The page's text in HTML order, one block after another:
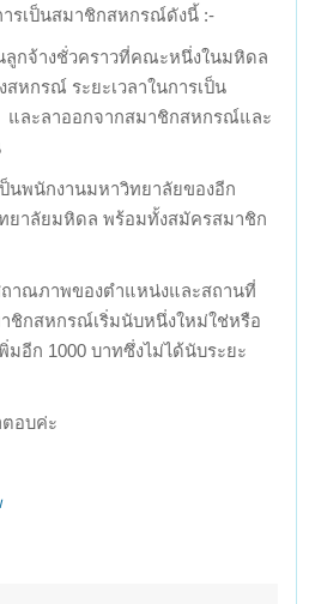
รเป็นสมาชิกสหกรณ์ดังนี้ :-
ลูกจ้างชั่วคราวที่คณะหนึ่งในมหิดล
หกรณ์ ระยะเวลาในการเป็น
และลาออกจากสมาชิกสหกรณ์และ
นพนักงานมหาวิทยาลัยของอีก
ยาลัยมหิดล พร้อมทั้งสมัครสมาชิก
ถาณภาพของตำแหน่งและสถานที่
ชิกสหกรณ์เริ่มนับหนึ่งใหม่ใช่หรือ
มอีก 1000 บาทซึ่งไม่ได้นับระยะ
อบค่ะ